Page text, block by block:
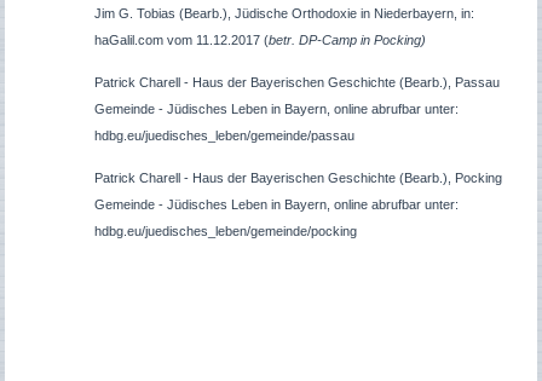
Jim G. Tobias (Bearb.), Jüdische Orthodoxie in Niederbayern, in:
haGalil.com vom 11.12.2017 (betr. DP-Camp in Pocking)
Patrick Charell - Haus der Bayerischen Geschichte (Bearb.),
Passau
Gemeinde - Jüdisches Leben in Bayern, online abrufbar unter:
hdbg.eu/juedisches_leben/gemeinde/passau
Patrick Charell - Haus der Bayerischen Geschichte (Bearb.),
Pocking
Gemeinde - Jüdisches Leben in Bayern, online abrufbar unter:
hdbg.eu/juedisches_leben/gemeinde/pocking